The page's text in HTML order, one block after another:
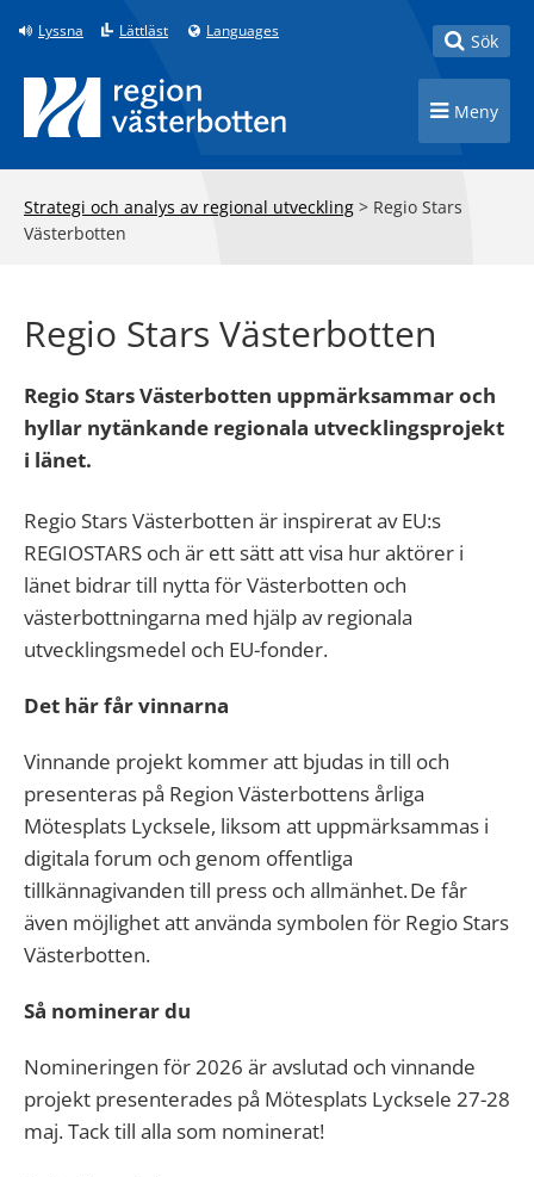
Till innehåll på sidan
Lyssna Lättläst Languages Toggle
Sök
Toggle
Meny
Strategi och analys av regional utveckling > Regio Stars
Västerbotten
Regio Stars Västerbotten
Regio Stars Västerbotten uppmärksammar och
hyllar nytänkande regionala utvecklingsprojekt
i länet.
Regio Stars Västerbotten är inspirerat av EU:s
REGIOSTARS och är ett sätt att visa hur aktörer i
länet bidrar till nytta för Västerbotten och
västerbottningarna med hjälp av regionala
utvecklingsmedel och EU-fonder.
Det här får vinnarna
Vinnande projekt kommer att bjudas in till och
presenteras på Region Västerbottens årliga
Mötesplats Lycksele, liksom att uppmärksammas i
digitala forum och genom offentliga
tillkännagivanden till press och allmänhet. De får
även möjlighet att använda symbolen för Regio Stars
Västerbotten.
Så nominerar du
Nomineringen för 2026 är avslutad och vinnande
projekt presenterades på Mötesplats Lycksele 27-28
maj. Tack till alla som nominerat!